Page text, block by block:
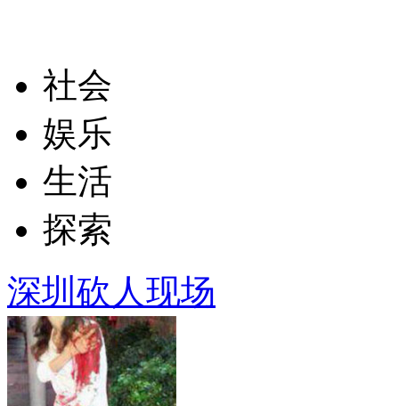
社会
娱乐
生活
探索
深圳砍人现场